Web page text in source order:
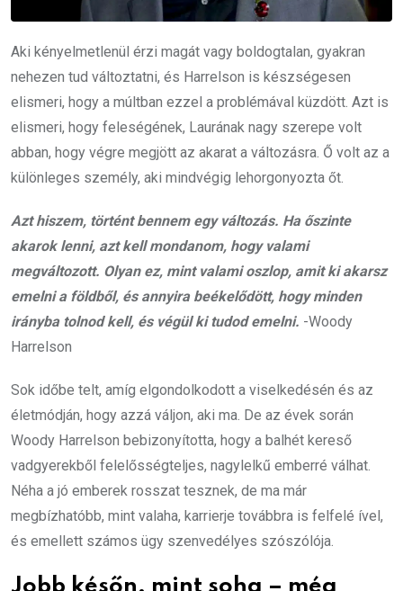
Aki kényelmetlenül érzi magát vagy boldogtalan, gyakran
nehezen tud változtatni, és Harrelson is készségesen
elismeri, hogy a múltban ezzel a problémával küzdött. Azt is
elismeri, hogy feleségének, Laurának nagy szerepe volt
abban, hogy végre megjött az akarat a változásra. Ő volt az a
különleges személy, aki mindvégig lehorgonyozta őt.
Azt hiszem, történt bennem egy változás. Ha őszinte
akarok lenni, azt kell mondanom, hogy valami
megváltozott. Olyan ez, mint valami oszlop, amit ki akarsz
emelni a földből, és annyira beékelődött, hogy minden
irányba tolnod kell, és végül ki tudod emelni. -Woody
Harrelson
Sok időbe telt, amíg elgondolkodott a viselkedésén és az
életmódján, hogy azzá váljon, aki ma. De az évek során
Woody Harrelson bebizonyította, hogy a balhét kereső
vadgyerekből felelősségteljes, nagylelkű emberré válhat.
Néha a jó emberek rosszat tesznek, de ma már
megbízhatóbb, mint valaha, karrierje továbbra is felfelé ível,
és emellett számos ügy szenvedélyes szószólója.